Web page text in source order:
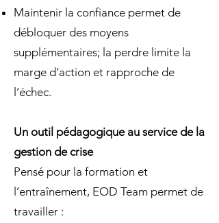
Maintenir la confiance permet de
débloquer des moyens
supplémentaires; la perdre limite la
marge d’action et rapproche de
l’échec.
Un outil pédagogique au service de la
gestion de crise
Pensé pour la formation et
l’entraînement, EOD Team permet de
travailler :